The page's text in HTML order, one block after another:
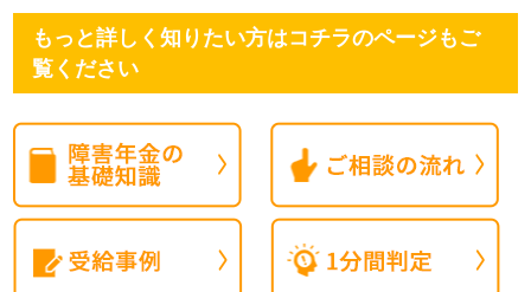
もっと詳しく知りたい方はコチラのページもご
覧ください